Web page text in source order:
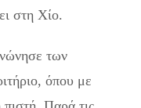
στη Χίο.
των
όπου με